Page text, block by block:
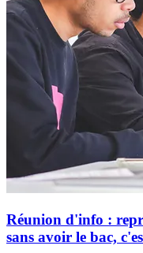
Réunion d'info :
sans avoir le bac,